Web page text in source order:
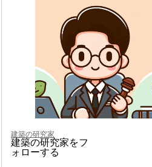
建築の研究家
建築の研究家をフ
ォローする